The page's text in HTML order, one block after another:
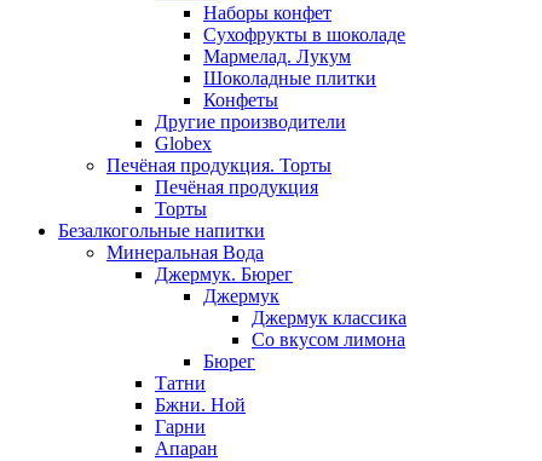
Наборы конфет
Сухофрукты в шоколаде
Мармелад. Лукум
Шоколадные плитки
Конфеты
Другие производители
Globex
Печёная продукция. Торты
Печёная продукция
Торты
Безалкогольные напитки
Минеральная Вода
Джермук. Бюрег
Джермук
Джермук классика
Со вкусом лимона
Бюрег
Татни
Бжни. Ной
Гарни
Апаран